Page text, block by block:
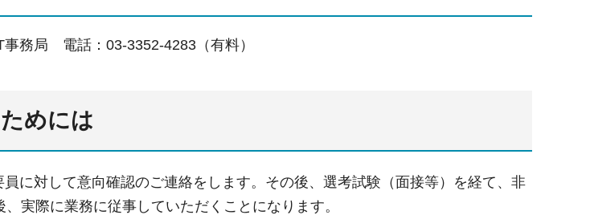
務局 電話：03-3352-4283（有料）
めには
に対して意向確認のご連絡をします。その後、選考試験（面接等）を経て、非
実際に業務に従事していただくことになります。